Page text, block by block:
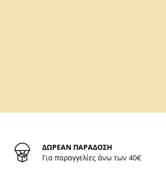
ΔΩΡΕΑΝ ΠΑΡΑΔΟΣΗ
Για παραγγελίες άνω των 40€